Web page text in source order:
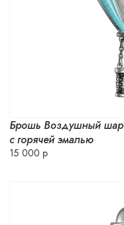
Брошь Воздушный шар
с горячей эмалью
15 000 р